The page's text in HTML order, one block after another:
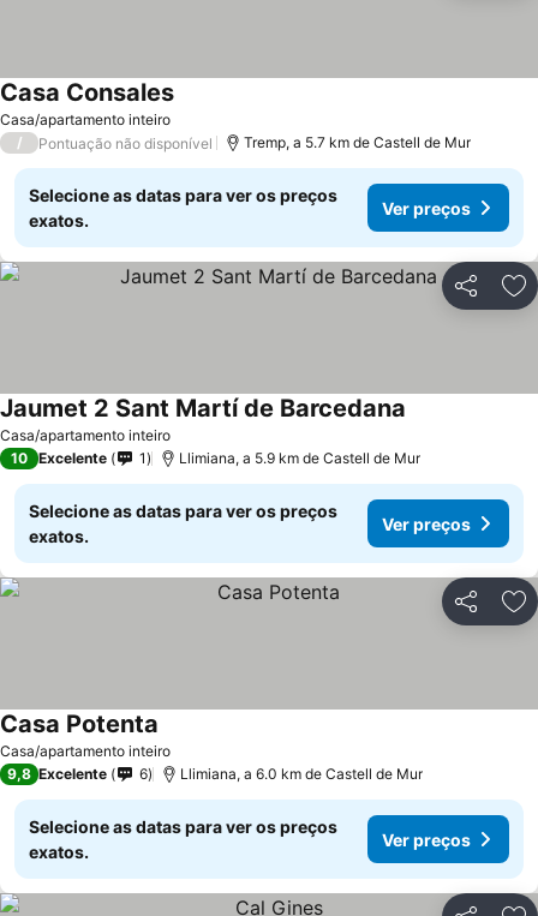
Casa/apartamento inteiro
Casa Consales
/ Pontuação não disponível Tremp, a 5.7 km de Castell de Mur
Selecione as datas para ver os preços
exatos.
Ver preços
Partilhar
Casa/apartamento inteiro
Jaumet 2 Sant Martí de Barcedana
10 Excelente 1 Llimiana, a 5.9 km de Castell de Mur
Selecione as datas para ver os preços
exatos.
Ver preços
Partilhar
Casa/apartamento inteiro
Casa Potenta
9,8 Excelente 6 Llimiana, a 6.0 km de Castell de Mur
Selecione as datas para ver os preços
exatos.
Ver preços